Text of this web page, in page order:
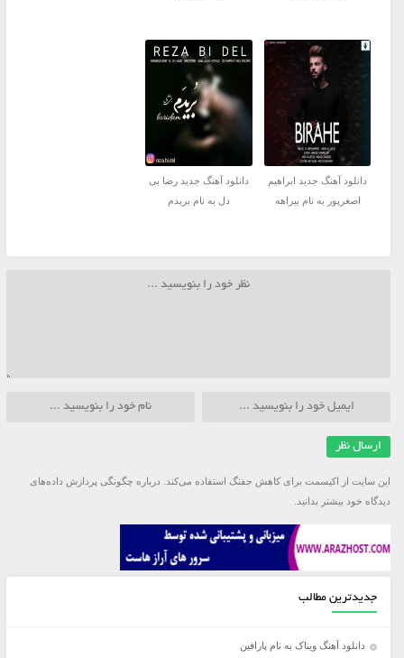
دانلود آهنگ جدید ابراهیم
اصغرپور به نام بیراهه
دانلود آهنگ جدید رضا بی
دل به نام بریدم
این سایت از اکیسمت برای کاهش جفنگ استفاده می‌کند. درباره چگونگی پردازش داده‌های
دیدگاه خود بیشتر بدانید.
جدیدترین مطالب
دانلود آهنگ ویناک به نام پارافین